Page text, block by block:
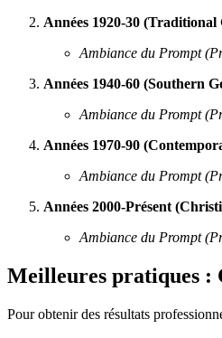
Années 1920-30
Ambiance du Prompt
Années 1940-60 (Southern
Ambiance du Prompt
Années 1970-90
Ambiance du Prompt
Années 2000-Présent
Ambiance du Prompt
Meilleures pratiques :
Pour obtenir des résultats